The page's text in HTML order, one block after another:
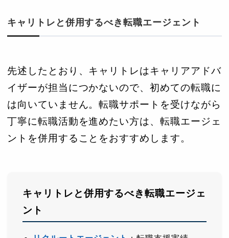
キャリトレと併用するべき転職エージェント
先述したとおり、キャリトレはキャリアアドバ
イザーが担当につかないので、初めての転職に
は向いていません。転職サポートを受けながら
丁寧に転職活動を進めたい方は、転職エージェ
ントを併用することをおすすめします。
キャリトレと併用するべき転職エージェ
ント